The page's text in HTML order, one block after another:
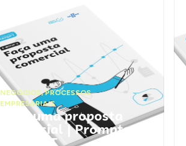
NEGÓCIOS,PROCESSOS
EMPRESARIAIS
Faça uma proposta
comercial | Prompts